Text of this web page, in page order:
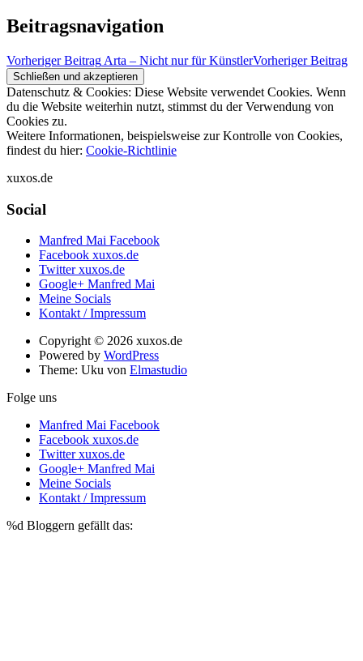
Beitragsnavigation
Vorheriger Beitrag Arta – Nicht nur für KünstlerVorheriger Beitrag
Datenschutz & Cookies: Diese Website verwendet Cookies. Wenn
du die Website weiterhin nutzt, stimmst du der Verwendung von
Cookies zu.
Weitere Informationen, beispielsweise zur Kontrolle von Cookies,
findest du hier: Cookie-Richtlinie
xuxos.de
Social
Manfred Mai Facebook
Facebook xuxos.de
Twitter xuxos.de
Google+ Manfred Mai
Meine Socials
Kontakt / Impressum
Copyright © 2026 xuxos.de
Powered by WordPress
Theme: Uku von Elmastudio
Folge uns
Manfred Mai Facebook
Facebook xuxos.de
Twitter xuxos.de
Google+ Manfred Mai
Meine Socials
Kontakt / Impressum
%d Bloggern gefällt das: